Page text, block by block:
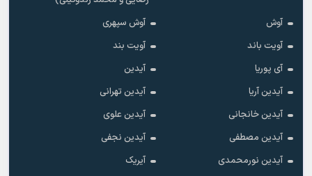
آوش
آوش سپهری
آویت باند
آویت بند
آی پوریا
آیدین
آیدین آریا
آیدین تهرانی
آیدین خانجانی
آیدین علوی
آیدین مصطفی
آیدین نجفی
آیدین نورمحمدی
آیریک